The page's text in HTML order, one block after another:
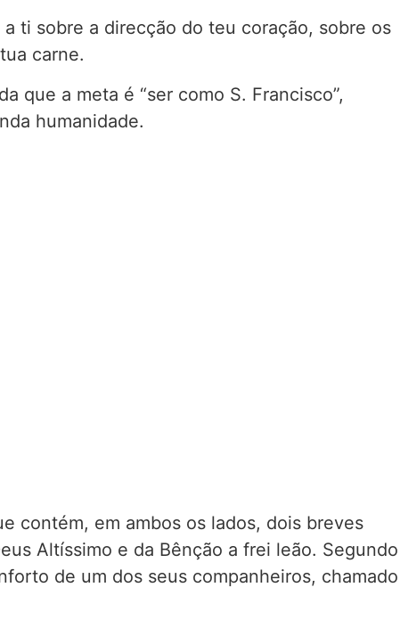
ti sobre a direcção do teu coração, sobre os
carne.
que a meta é “ser como S. Francisco”,
humanidade.
contém, em ambos os lados, dois breves
Altíssimo e da Bênção a frei leão. Segundo
de um dos seus companheiros, chamado